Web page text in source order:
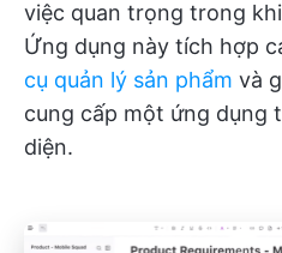
việc quan trọng trong
Ứng dụng này tích hợp
cụ quản lý sản phẩm và
cung cấp một ứng dụng
diện.